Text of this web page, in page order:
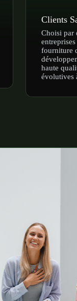
Clients
Choisi par
fourniture
haute
évolutives